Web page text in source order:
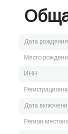
Дата рождения
Место
ИНН
Дата
Регион